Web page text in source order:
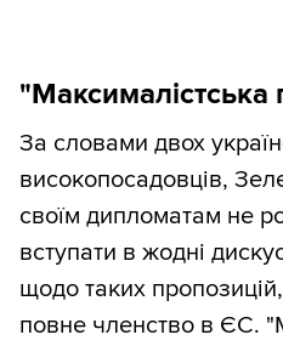
"Максималістська
За словами двох
високопосадовців,
своїм дипломатам не
вступати в жодні
щодо таких
повне членство в ЄС.